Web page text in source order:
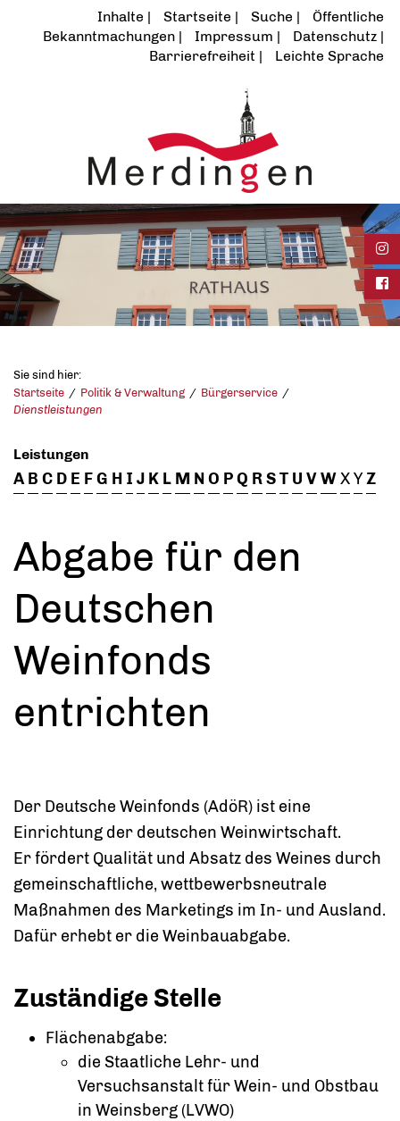
Inhalte Startseite Suche
Öffentliche
Bekanntmachungen
Impressum
Datenschutz
Barrierefreiheit
Leichte Sprache
Sie sind hier:
Startseite
Politik & Verwaltung
Bürgerservice
Dienstleistungen
Leistungen
A B C D E FG H I J K L M NO PQ RST U VWXYZ
Abgabe für den
Deutschen
Weinfonds
entrichten
Der Deutsche Weinfonds (AdöR) ist eine
Einrichtung der deutschen Weinwirtschaft.
Er fördert Qualität und Absatz des Weines durch
gemeinschaftliche, wettbewerbsneutrale
Maßnahmen des Marketings im In- und Ausland.
Dafür erhebt er die Weinbauabgabe.
Zuständige Stelle
Flächenabgabe:
die Staatliche Lehr- und
Versuchsanstalt für Wein- und Obstbau
in Weinsberg (LVWO)